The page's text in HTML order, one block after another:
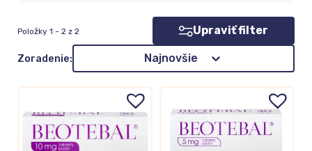
Zoradenie: Najnovšie
Položky 1 - 2 z 2 Upraviť filter